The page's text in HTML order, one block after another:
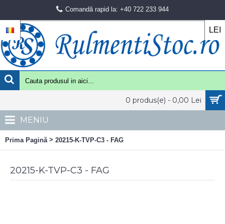
Comandă rapid la: +40 722 233 944
LEI
0 produs(e) - 0,00 Lei
MENIU
Prima Pagină > 20215-K-TVP-C3 - FAG
20215-K-TVP-C3 - FAG